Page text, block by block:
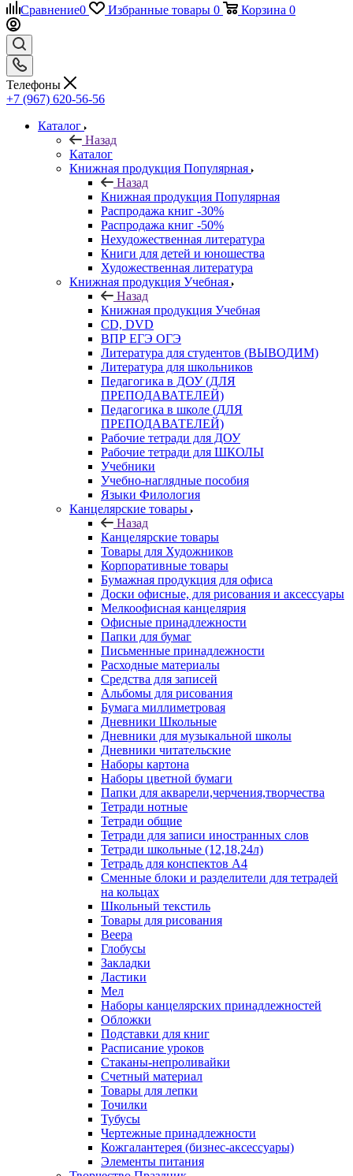
Сравнение0 Избранные товары 0 Корзина 0
Телефоны
+7 (967) 620-56-56
Каталог
Назад
Каталог
Книжная продукция Популярная
Назад
Книжная продукция Популярная
Распродажа книг -30%
Распродажа книг -50%
Нехудожественная литература
Книги для детей и юношества
Художественная литература
Книжная продукция Учебная
Назад
Книжная продукция Учебная
CD, DVD
ВПР ЕГЭ ОГЭ
Литература для студентов (ВЫВОДИМ)
Литература для школьников
Педагогика в ДОУ (ДЛЯ
ПРЕПОДАВАТЕЛЕЙ)
Педагогика в школе (ДЛЯ
ПРЕПОДАВАТЕЛЕЙ)
Рабочие тетради для ДОУ
Рабочие тетради для ШКОЛЫ
Учебники
Учебно-наглядные пособия
Языки Филология
Канцелярские товары
Назад
Канцелярские товары
Товары для Художников
Корпоративные товары
Бумажная продукция для офиса
Доски офисные, для рисования и аксессуары
Мелкоофисная канцелярия
Офисные принадлежности
Папки для бумаг
Письменные принадлежности
Расходные материалы
Средства для записей
Альбомы для рисования
Бумага миллиметровая
Дневники Школьные
Дневники для музыкальной школы
Дневники читательские
Наборы картона
Наборы цветной бумаги
Папки для акварели,черчения,творчества
Тетради нотные
Тетради общие
Тетради для записи иностранных слов
Тетради школьные (12,18,24л)
Тетрадь для конспектов А4
Сменные блоки и разделители для тетрадей
на кольцах
Школьный текстиль
Товары для рисования
Веера
Глобусы
Закладки
Ластики
Мел
Наборы канцелярских принадлежностей
Обложки
Подставки для книг
Расписание уроков
Стаканы-непроливайки
Счетный материал
Товары для лепки
Точилки
Тубусы
Чертежные принадлежности
Кожгалантерея (бизнес-аксессуары)
Элементы питания